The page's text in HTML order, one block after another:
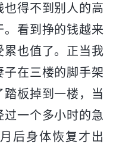
得不到别人的高
看到挣的钱越来
也值了。正当我
在三楼的脚手架
踏板掉到一楼，当
一个多小时的急
后身体恢复才出